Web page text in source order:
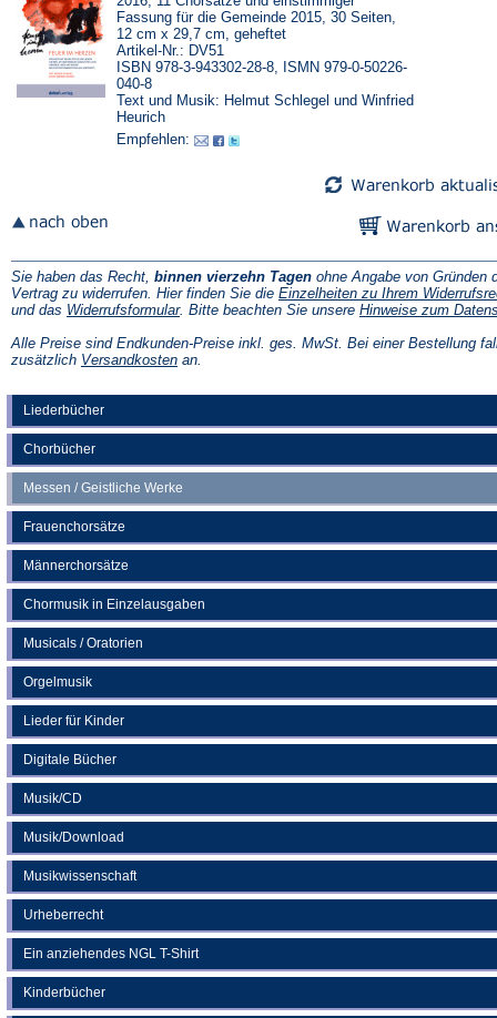
Liederbücher
Chorbücher
Messen / Geistliche Werke
Frauenchorsätze
Männerchorsätze
Chormusik in Einzelausgaben
Musicals / Oratorien
Orgelmusik
Lieder für Kinder
Digitale Bücher
Musik/CD
Musik/Download
Musikwissenschaft
Urheberrecht
Ein anziehendes NGL T-Shirt
Kinderbücher
Fassung für die Gemeinde 2015, 30 Seiten,
12 cm x 29,7 cm, geheftet
Artikel-Nr.: DV51
ISBN 978-3-943302-28-8, ISMN 979-0-50226-
040-8
Text und Musik: Helmut Schlegel und Winfried
Heurich
Empfehlen:
Sie haben das Recht, binnen vierzehn Tagen ohne Angabe von Gründen
Vertrag zu widerrufen. Hier finden Sie die Einzelheiten zu Ihrem
und das Widerrufsformular(Öffnet
einem
neuen
. Bitte beachten Sie unsere Hinweise zum
Alle Preise sind Endkunden-Preise inkl. ges. MwSt. Bei einer Bestellung
zusätzlich Versandkosten(Öffnet
an.